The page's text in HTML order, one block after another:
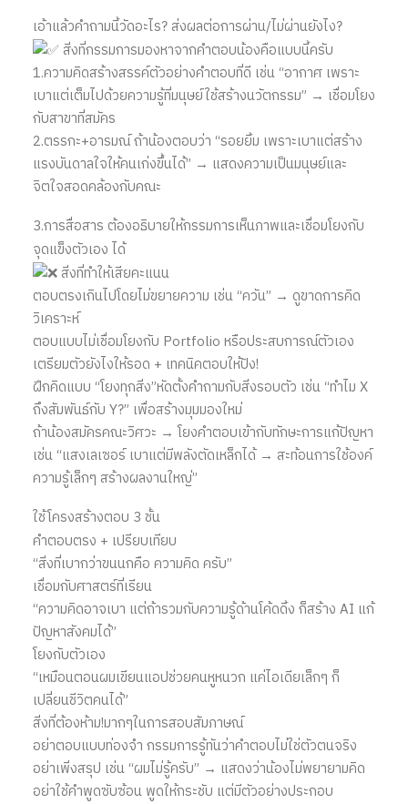
เอ้าแล้วคำถามนี้วัดอะไร? ส่งผลต่อการผ่าน/ไม่ผ่านยังไง?
สิ่งที่กรรมการมองหาจากคำตอบน้องคือแบบนี้ครับ
1.ความคิดสร้างสรรค์ตัวอย่างคำตอบที่ดี เช่น “อากาศ เพราะ
เบาแต่เต็มไปด้วยความรู้ที่มนุษย์ใช้สร้างนวัตกรรม” → เชื่อมโยง
กับสาขาที่สมัคร
2.ตรรกะ+อารมณ์ ถ้าน้องตอบว่า “รอยยิ้ม เพราะเบาแต่สร้าง
แรงบันดาลใจให้คนเก่งขึ้นได้” → แสดงความเป็นมนุษย์และ
จิตใจสอดคล้องกับคณะ
3.การสื่อสาร ต้องอธิบายให้กรรมการเห็นภาพและเชื่อมโยงกับ
จุดแข็งตัวเอง ได้
สิ่งที่ทำให้เสียคะแนน
ตอบตรงเกินไปโดยไม่ขยายความ เช่น “ควัน” → ดูขาดการคิด
วิเคราะห์
ตอบแบบไม่เชื่อมโยงกับ Portfolio หรือประสบการณ์ตัวเอง
เตรียมตัวยังไงให้รอด + เทคนิคตอบให้ปัง!
ฝึกคิดแบบ “โยงทุกสิ่ง”หัดตั้งคำถามกับสิ่งรอบตัว เช่น “ทำไม X
ถึงสัมพันธ์กับ Y?” เพื่อสร้างมุมมองใหม่
ถ้าน้องสมัครคณะวิศวะ → โยงคำตอบเข้ากับทักษะการแก้ปัญหา
เช่น “แสงเลเซอร์ เบาแต่มีพลังตัดเหล็กได้ → สะท้อนการใช้องค์
ความรู้เล็กๆ สร้างผลงานใหญ่”
ใช้โครงสร้างตอบ 3 ชั้น
คำตอบตรง + เปรียบเทียบ
“สิ่งที่เบากว่าขนนกคือ ความคิด ครับ”
เชื่อมกับศาสตร์ที่เรียน
“ความคิดอาจเบา แต่ถ้ารวมกับความรู้ด้านโค้ดดิ้ง ก็สร้าง AI แก้
ปัญหาสังคมได้”
โยงกับตัวเอง
“เหมือนตอนผมเขียนแอปช่วยคนหูหนวก แค่ไอเดียเล็กๆ ก็
เปลี่ยนชีวิตคนได้”
สิ่งที่ต้องห้าม!มากๆในการสอบสัมภาษณ์
อย่าตอบแบบท่องจำ กรรมการรู้ทันว่าคำตอบไม่ใช่ตัวตนจริง
อย่าเพิ่งสรุป เช่น “ผมไม่รู้ครับ” → แสดงว่าน้องไม่พยายามคิด
อย่าใช้คำพูดซับซ้อน พูดให้กระชับ แต่มีตัวอย่างประกอบ